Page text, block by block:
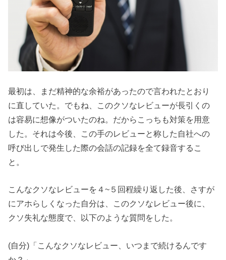
最初は、まだ精神的な余裕があったので言われたとおり
に直していた。でもね、このクソなレビューが長引くの
は容易に想像がついたのね。だからこっちも対策を用意
した。それは今後、この手のレビューと称した自社への
呼び出しで発生した際の会話の記録を全て録音するこ
と。
こんなクソなレビューを４~５回程繰り返した後、さすが
にアホらしくなった自分は、このクソなレビュー後に、
クソ失礼な態度で、以下のような質問をした。
(自分)「こんなクソなレビュー、いつまで続けるんです